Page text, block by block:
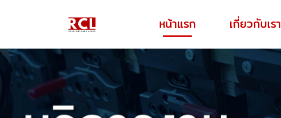
หน้าแรก เกี่ยวกับเรา